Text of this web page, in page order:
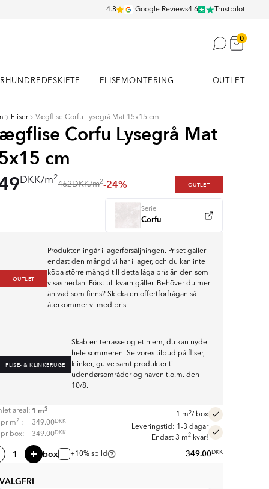
4.8 Google Reviews4.6 Trustpilot
0
FLISEMONTERING OUTLET
Fliser Vægflise Corfu Lysegrå Mat 15x15 cm
Corfu Lysegrå Mat
cm
DKK/m2
462DKK/m2-24% OUTLET
Serie
Corfu
OUTLET
Produkten ingår i lagerförsäljningen. Priset gäller
endast den mängd vi har i lager, och du kan inte
köpa större mängd till detta låga pris än den som
visas nedan. Först till kvarn gäller. Behöver du mer
än vad som finns? Skicka en offertförfrågan så
återkommer vi med pris.
FLISE- & KLINKERUGE
Skab en terrasse og et hjem, du kan nyde
hele sommeren. Se vores tilbud på fliser,
klinker, gulve samt produkter til
udendørsområder og haven t.o.m. den
10/8.
areal: 1 m2
pr m2 : 349.00DKK
pr box: 349.00DKK
1 m2/ box
Leveringstid: 1-3 dagar
Endast 3 m2 kvar!
box +10% spild 349.00DKK
VALGFRI